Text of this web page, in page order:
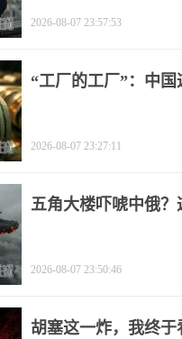
2026-08-07 23:57:53
“工厂的工厂”：中
2026-08-07 23:27:11
五角大楼吓唬中俄
2026-08-07 23:50:46
胡塞这一炸，我终